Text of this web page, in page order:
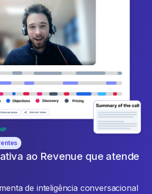
ao Revenue que atende
de inteligência conversacional